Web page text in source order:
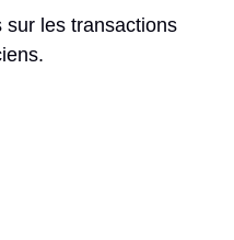
sur les transactions